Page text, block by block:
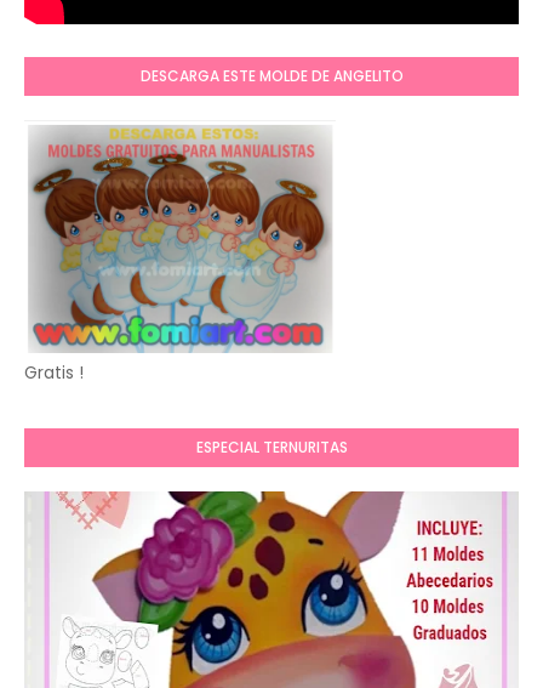
DESCARGA ESTE MOLDE DE ANGELITO
Gratis !
ESPECIAL TERNURITAS